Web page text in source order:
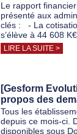
Le rapport
présenté aux
clés : - La
s’élève à 44 608
LIRE LA SUITE >
[Gesform
propos des
Tous les
depuis ce mois-ci.
disponibles sous